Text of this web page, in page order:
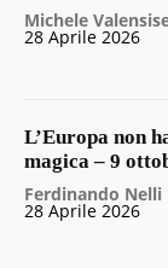
Michele
28 Aprile 2026
L’Europa non
magica – 9
Ferdinando Nelli
28 Aprile 2026